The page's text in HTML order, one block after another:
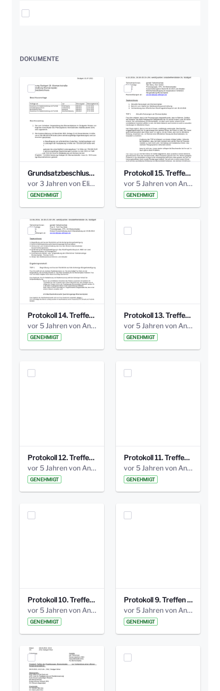
Elemente auswählen
DOKUMENTE
Grundsatzbeschluss Bismarckplatz_440_2021.pdf
vor 3 Jahren von Elisa Söll
GENEHMIGT
Protokoll 15. Treffen 20161006 AG Bismarckplatz.pdf
vor 5 Jahren von Anni Schlumberger
GENEHMIGT
Protokoll 14. Treffen 20160613 AG Bismarckplatz.pdf
vor 5 Jahren von Anni Schlumberger
GENEHMIGT
Protokoll 13. Treffen 20151130 AG Bismarckplatz.pdf
vor 5 Jahren von Anni Schlumberger
GENEHMIGT
Protokoll 12. Treffen 20150921 AG Bismarckplatz.pdf
vor 5 Jahren von Anni Schlumberger
GENEHMIGT
Protokoll 11. Treffen 20150901 AG Bismarckplatz.pdf
vor 5 Jahren von Anni Schlumberger
GENEHMIGT
Protokoll 10. Treffen 20150720 AG Bismarckplatz.pdf
vor 5 Jahren von Anni Schlumberger
GENEHMIGT
Protokoll 9. Treffen 20150528 AG Bismarckplatz.pdf
vor 5 Jahren von Anni Schlumberger
GENEHMIGT